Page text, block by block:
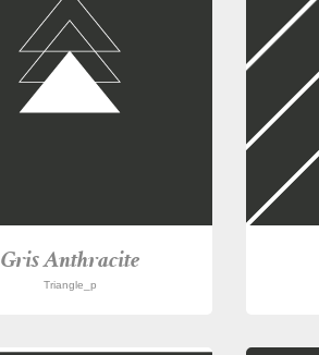
Gris Anthracite
Triangle_p